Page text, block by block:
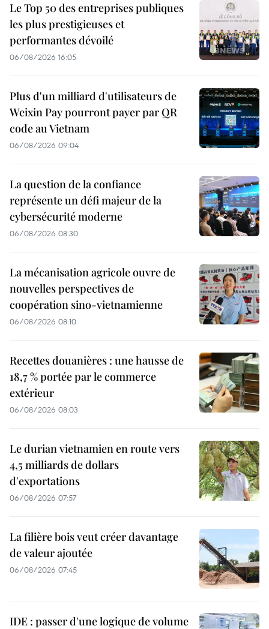
Le Top 50 des entreprises publiques
les plus prestigieuses et
performantes dévoilé
06/08/2026 16:05
Plus d'un milliard d'utilisateurs de
Weixin Pay pourront payer par QR
code au Vietnam
06/08/2026 09:04
La question de la confiance
représente un défi majeur de la
cybersécurité moderne
06/08/2026 08:30
La mécanisation agricole ouvre de
nouvelles perspectives de
coopération sino-vietnamienne
06/08/2026 08:10
Recettes douanières : une hausse de
18,7 % portée par le commerce
extérieur
06/08/2026 08:03
Le durian vietnamien en route vers
4,5 milliards de dollars
d'exportations
06/08/2026 07:57
La filière bois veut créer davantage
de valeur ajoutée
06/08/2026 07:45
IDE : passer d'une logique de volume